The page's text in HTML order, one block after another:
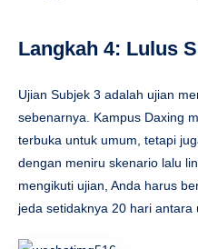
Langkah 4: Lulus
Ujian Subjek 3 adalah ujian
sebenarnya. Kampus Daxing
terbuka untuk umum, tetapi
dengan meniru skenario lalu
mengikuti ujian, Anda harus
jeda setidaknya 20 hari antara